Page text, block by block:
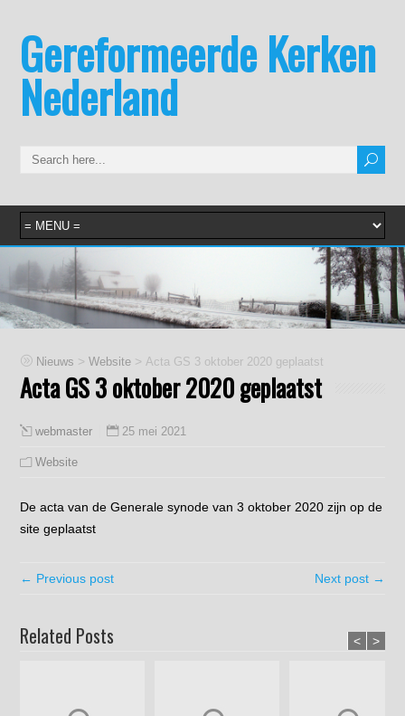
Gereformeerde Kerken
Nederland
Nieuws >Website > Acta GS 3 oktober 2020 geplaatst
Acta GS 3 oktober 2020 geplaatst
webmaster 25 mei 2021
Website
De acta van de Generale synode van 3 oktober 2020 zijn op de
site geplaatst
← Previous post Next post →
Related Posts < >